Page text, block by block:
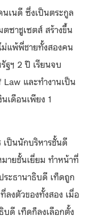
เนดี ซึ่งเป็นตระกูล
ซาชูเซตส์ สร้างขึ้น
ม่แพ้พี่ชายทั้งสองคน
ฐฯ 2 ปี เรียนจบ
และทำงานเป็น
เดือนเพียง 1
ป็นนักบริหารชั้นดี
ายชั้นเยี่ยม ทำหน้าที่
ะธานาธิบดี เท็ดถูก
ลงตัวของทั้งสอง เมื่อ
บดี เท็ดก็ลงเลือกตั้ง